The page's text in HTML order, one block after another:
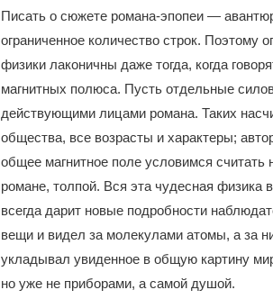
Писать о сюжете романа-эпопеи —
ограниченное количество строк.
физики лаконичны даже тогда, когда
магнитных полюса. Пусть отдельные
действующими лицами романа. Таких
общества, все возрасты и характеры;
общее магнитное поле условимся считать
романе, толпой. Вся эта чудесная физика
всегда дарит новые подробности
вещи и видел за молекулами атомы, а за
укладывал увиденное в общую картину
но уже не приборами, а самой душой.